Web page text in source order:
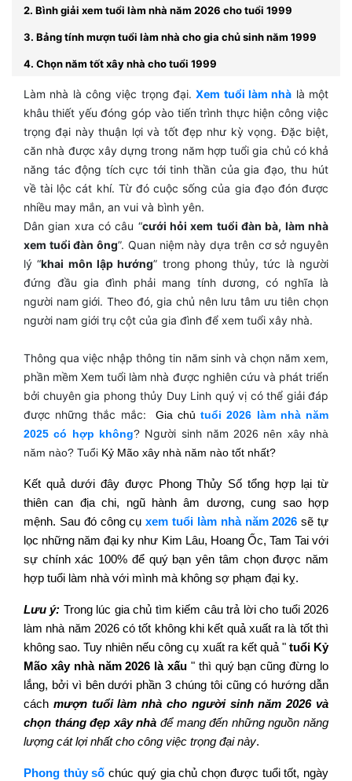
2. Bình giải xem tuổi làm nhà năm 2026 cho tuổi 1999
3. Bảng tính mượn tuổi làm nhà cho gia chủ sinh năm 1999
4. Chọn năm tốt xây nhà cho tuổi 1999
Làm nhà là công việc trọng đại.Xem tuổi làm nhà là một
khâu thiết yếu đóng góp vào tiến trình thực hiện công việc
trọng đại này thuận lợi và tốt đẹp như kỳ vọng. Đặc biệt,
căn nhà được xây dựng trong năm hợp tuổi gia chủ có khả
năng tác động tích cực tới tinh thần của gia đạo, thu hút
về tài lộc cát khí. Từ đó cuộc sống của gia đạo đón được
nhiều may mắn, an vui và bình yên.
Dân gian xưa có câu “cưới hỏi xem tuổi đàn bà, làm nhà
xem tuổi đàn ông”. Quan niệm này dựa trên cơ sở nguyên
lý “khai môn lập hướng” trong phong thủy, tức là người
đứng đầu gia đình phải mang tính dương, có nghĩa là
người nam giới. Theo đó, gia chủ nên lưu tâm ưu tiên chọn
người nam giới trụ cột của gia đình để xem tuổi xây nhà.
Thông qua việc nhập thông tin năm sinh và chọn năm xem,
phần mềm Xem tuổi làm nhà được nghiên cứu và phát triển
bởi chuyên gia phong thủy Duy Linh quý vị có thể giải đáp
được những thắc mắc: Gia chủtuổi 2026 làm nhà năm
2025 có hợp không? Người sinh năm 2026 nên xây nhà
năm nào? Tuổi Kỷ Mão xây nhà năm nào tốt nhất?
Kết quả dưới đây được Phong Thủy Số tổng hợp lại từ
thiên can địa chi, ngũ hành âm dương, cung sao hợp
mệnh. Sau đó công cụxem tuổi làm nhà năm 2026 sẽ tự
lọc những năm đại ky như Kim Lâu, Hoang Ốc, Tam Tai với
sự chính xác 100% để quý bạn yên tâm chọn được năm
hợp tuổi làm nhà với mình mà không sợ phạm đại kỵ.
Lưu ý: Trong lúc gia chủ tìm kiếm câu trả lời cho tuổi 2026
làm nhà năm 2026 có tốt không khi kết quả xuất ra là tốt thì
không sao. Tuy nhiên nếu công cụ xuất ra kết quả " tuổi Kỷ
Mão xây nhà năm 2026 là xấu " thì quý bạn cũng đừng lo
lắng, bởi vì bên dưới phần 3 chúng tôi cũng có hướng dẫn
cách mượn tuổi làm nhà cho người sinh năm 2026 và
chọn tháng đẹp xây nhà để mang đến những nguồn năng
lượng cát lợi nhất cho công việc trọng đại này.
Phong thủy số chúc quý gia chủ chọn được tuổi tốt, ngày